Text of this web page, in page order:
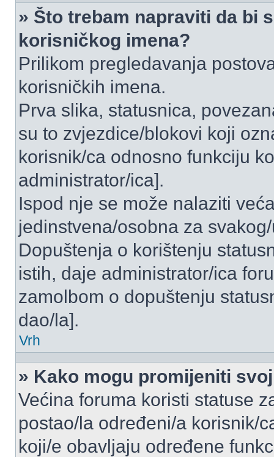
» Što trebam napraviti da bi
korisničkog imena?
Prilikom pregledavanja
korisničkih imena.
Prva slika, statusnica,
su to zvjezdice/blokovi koji
korisnik/ca odnosno funkciju
administrator/ica].
Ispod nje se može nalaziti
jedinstvena/osobna za
Dopuštenja o korištenju
istih, daje administrator/ica
zamolbom o dopuštenju
dao/la].
Vrh
» Kako mogu promijeniti
Većina foruma koristi statuse
postao/la određeni/a korisnik/
koji/e obavljaju određene